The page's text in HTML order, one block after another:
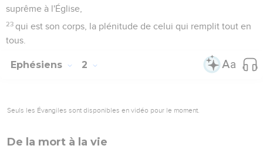
suprême à l'Église,
23 qui est son corps, la plénitude de celui qui remplit tout en
tous.
Ephésiens 2
Seuls les Évangiles sont disponibles en vidéo pour le moment.
De la mort à la vie